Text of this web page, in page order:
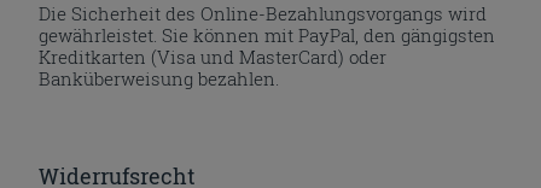
Die Sicherheit des Online-Bezahlungsvorgangs wird
gewährleistet. Sie können mit PayPal, den gängigsten
Kreditkarten (Visa und MasterCard) oder
Banküberweisung bezahlen.
Widerrufsrecht